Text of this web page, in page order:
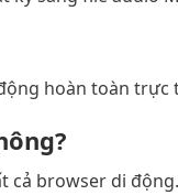
hoàn toàn
cả browser di động.